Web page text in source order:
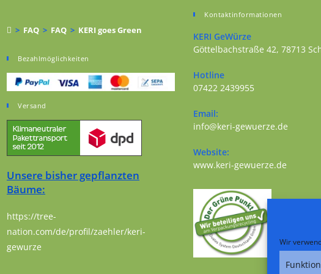
Wir
> FAQ > FAQ > KERI goes Green
Bezahlmöglichkeiten
Versand
Unsere bisher gepflanzten
Bäume:
https://tree-
nation.com/de/profil/zaehler/keri-
gewurze
Kontaktinformationen
KERI GeWürze
Göttelbachstraße 42, 78713
Hotline
07422 2439955
Email:
info@keri-gewuerze.de
Website:
www.keri-gewuerze.de